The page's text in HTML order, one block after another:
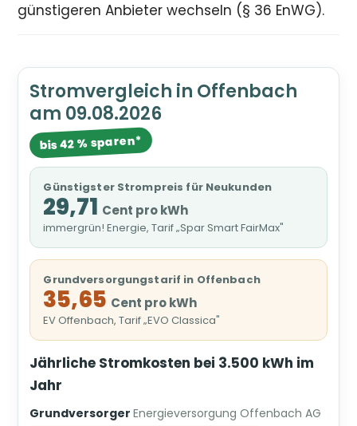
günstigeren Anbieter wechseln (§ 36 EnWG).
Stromvergleich in Offenbach
am 09.08.2026
bis 42 % sparen*
Günstigster Strompreis für Neukunden
29,71 Cent pro kWh
immergrün! Energie, Tarif „Spar Smart FairMax"
Grundversorgungstarif in Offenbach
35,65 Cent pro kWh
EV Offenbach, Tarif „EVO Classica"
Jährliche Stromkosten bei 3.500 kWh im
Jahr
GrundversorgerEnergieversorgung Offenbach AG